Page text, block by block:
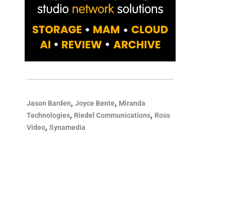
Jason Barden,Joyce Bente, Miranda
Technologies, Riedel Communications, Ross
Video,Synamedia